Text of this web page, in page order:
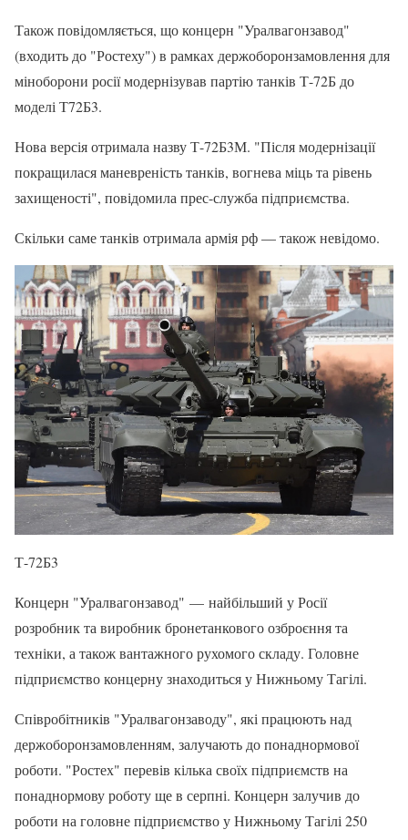
Також повідомляється, що концерн "Уралвагонзавод"
(входить до "Ростеху") в рамках держоборонзамовлення для
міноборони росії модернізував партію танків Т-72Б до
моделі Т72Б3.
Нова версія отримала назву Т-72Б3М. "Після модернізації
покращилася маневреність танків, вогнева міць та рівень
захищеності", повідомила прес-служба підприємства.
Скільки саме танків отримала армія рф — також невідомо.
Т-72Б3
Концерн "Уралвагонзавод" — найбільший у Росії
розробник та виробник бронетанкового озброєння та
техніки, а також вантажного рухомого складу. Головне
підприємство концерну знаходиться у Нижньому Тагілі.
Співробітників "Уралвагонзаводу", які працюють над
держоборонзамовленням, залучають до понаднормової
роботи. "Ростех" перевів кілька своїх підприємств на
понаднормову роботу ще в серпні. Концерн залучив до
роботи на головне підприємство у Нижньому Тагілі 250